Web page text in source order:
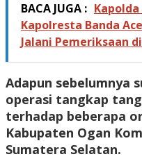
BACA JUGA :
Kapolresta Banda
Jalani Pemeriksaan
Adapun sebelumnya
operasi tangkap
terhadap beberapa
Kabupaten Ogan
Sumatera Selatan.